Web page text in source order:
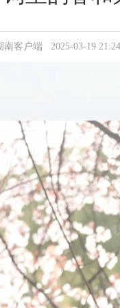
南客户端 2025-03-19